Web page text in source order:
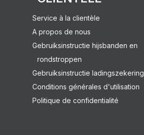
Service à la clientèle
A propos de nous
Gebruiksinstructie hijsbanden en
rondstroppen
Gebruiksinstructie ladingszekering
Conditions générales d'utilisation
Politique de confidentialité